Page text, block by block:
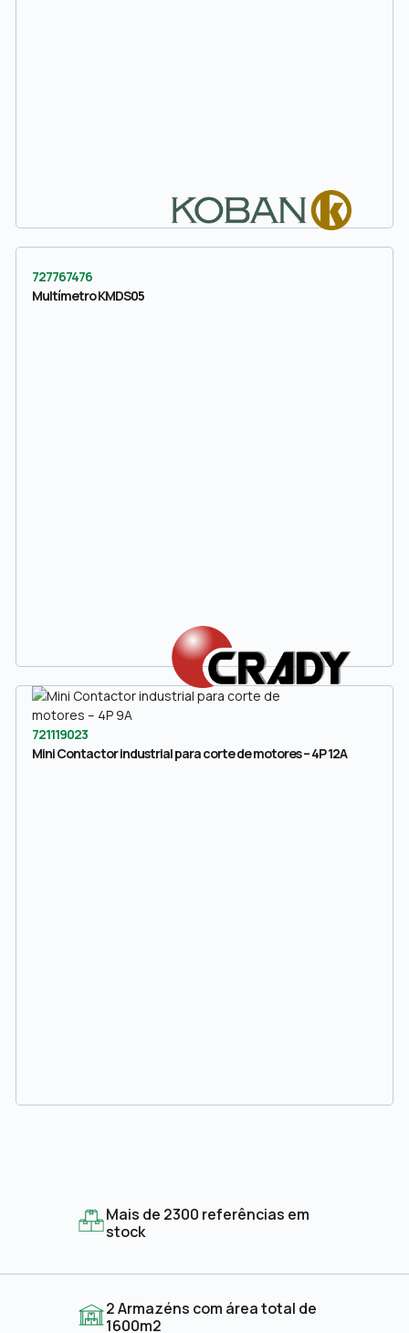
727767476
Multímetro KMDS05
721119023
Mini Contactor industrial para corte de motores – 4P 12A
Mais de 2300 referências em
stock
2 Armazéns com área total de
1600m2